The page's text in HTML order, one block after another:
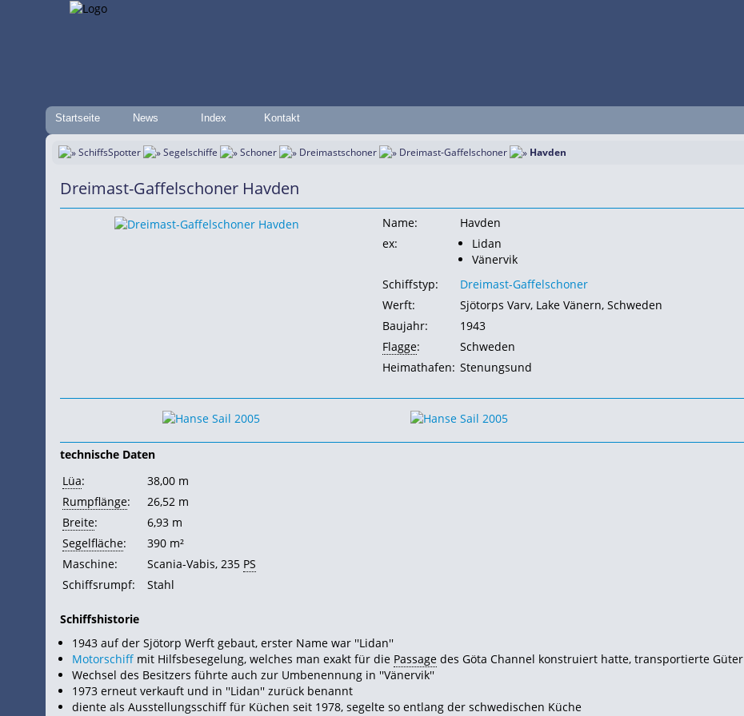
Startseite News Index Kontakt
SchiffsSpotter Segelschiffe Schoner Dreimastschoner Dreimast-Gaffelschoner Havden
Dreimast-Gaffelschoner Havden
Name:
Havden
ex:
Lidan
Vänervik
Schiffstyp:
Dreimast-Gaffelschoner
Werft:
Sjötorps Varv, Lake Vänern, Schweden
Baujahr:
1943
Flagge:
Schweden
Heimathafen: Stenungsund
technische Daten
Lüa:
38,00 m
Rumpflänge:
26,52 m
Breite:
6,93 m
Segelfläche:
390 m²
Maschine:
Scania-Vabis, 235 PS
Schiffsrumpf:
Stahl
Schiffshistorie
1943 auf der Sjötorp Werft gebaut, erster Name war ''Lidan''
Motorschiff mit Hilfsbesegelung, welches man exakt für die Passage des Göta Channel konstruiert hatte, transportierte Güter
Wechsel des Besitzers führte auch zur Umbenennung in ''Vänervik''
1973 erneut verkauft und in ''Lidan'' zurück benannt
diente als Ausstellungsschiff für Küchen seit 1978, segelte so entlang der schwedischen Küche